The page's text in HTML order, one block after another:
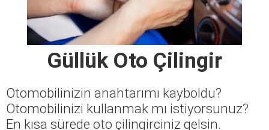
Güllük Oto Çilingir
Otomobilinizin anahtarımı kayboldu?
Otomobilinizi kullanmak mı istiyorsunuz?
En kısa sürede oto çilingirciniz gelsin.